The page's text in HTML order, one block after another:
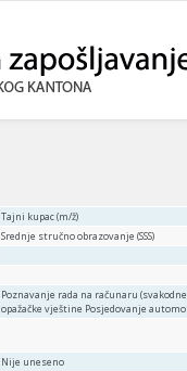
Tajni kupac (m/ž)
Srednje stručno obrazovanje (SSS)
Poznavanje rada na računaru
opažačke vještine Posjedovanje
Nije uneseno